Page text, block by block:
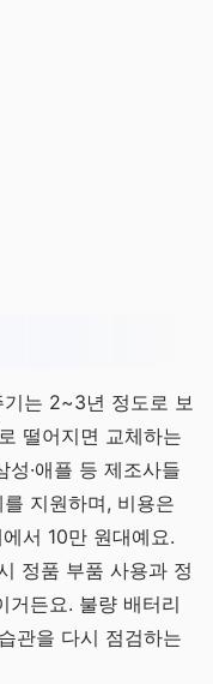
는 2~3년 정도로 보
떨어지면 교체하는
·애플 등 제조사들
지원하며, 비용은
서 10만 원대예요.
정품 부품 사용과 정
거든요. 불량 배터리
관을 다시 점검하는